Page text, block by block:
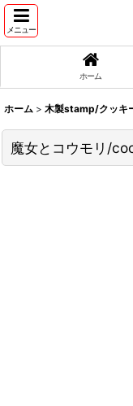
メニュー
ホーム
ホーム > 木製stamp/クッキ
魔女とコウモリ/